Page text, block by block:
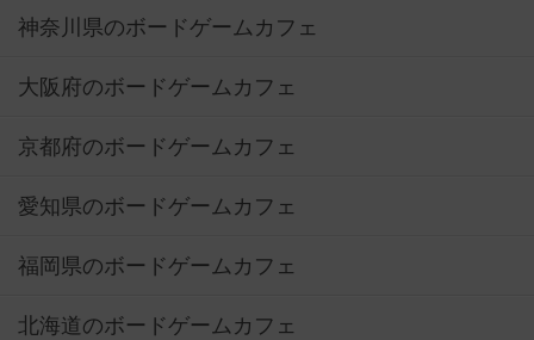
神奈川県のボードゲームカフェ
大阪府のボードゲームカフェ
京都府のボードゲームカフェ
愛知県のボードゲームカフェ
福岡県のボードゲームカフェ
北海道のボードゲームカフェ